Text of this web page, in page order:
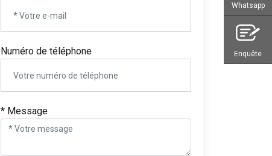
Numéro de téléphone
* Message
Whatsapp
Enquête